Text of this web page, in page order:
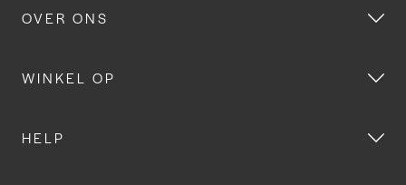
OVER ONS
WINKEL OP
HELP